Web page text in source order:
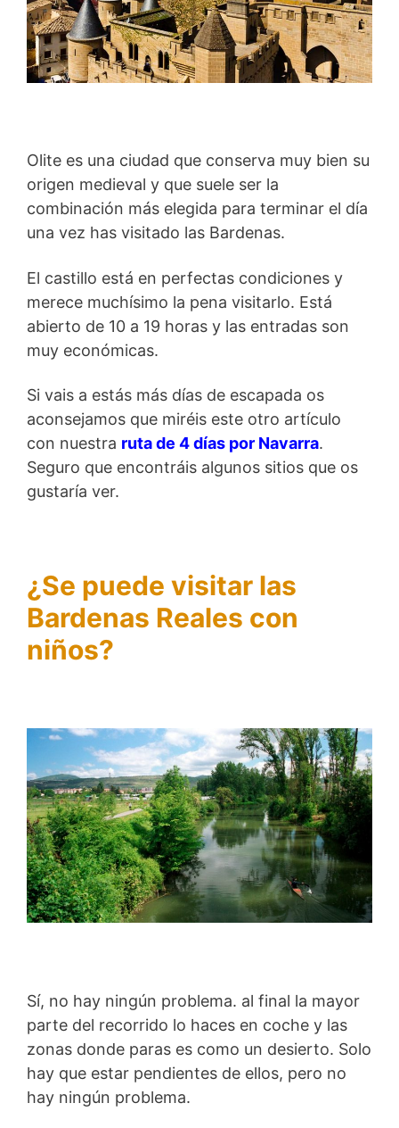
Olite es una ciudad que conserva muy bien su
origen medieval y que suele ser la
combinación más elegida para terminar el día
una vez has visitado las Bardenas.
El castillo está en perfectas condiciones y
merece muchísimo la pena visitarlo. Está
abierto de 10 a 19 horas y las entradas son
muy económicas.
Si vais a estás más días de escapada os
aconsejamos que miréis este otro artículo
con nuestra ruta de 4 días por Navarra.
Seguro que encontráis algunos sitios que os
gustaría ver.
¿Se puede visitar las
Bardenas Reales con
niños?
Sí, no hay ningún problema. al final la mayor
parte del recorrido lo haces en coche y las
zonas donde paras es como un desierto. Solo
hay que estar pendientes de ellos, pero no
hay ningún problema.